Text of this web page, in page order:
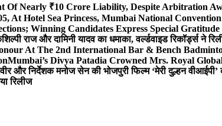
Of Nearly ₹10 Crore Liability, Despite Arbitration
At Hotel Sea Princess, Mumbai National
Winning Candidates Express Special
शिल्पी राज और दामिनी यादव का धमाका, वर्ल्डवाइड रिकॉर्ड्स ने
At The 2nd International Bar & Bench
Mumbai’s Divya Patadia Crowned Mrs. Royal
और निर्देशक मनोज सेन की भोजपुरी फिल्म ‘मेरी दुल्हन
रिलीज